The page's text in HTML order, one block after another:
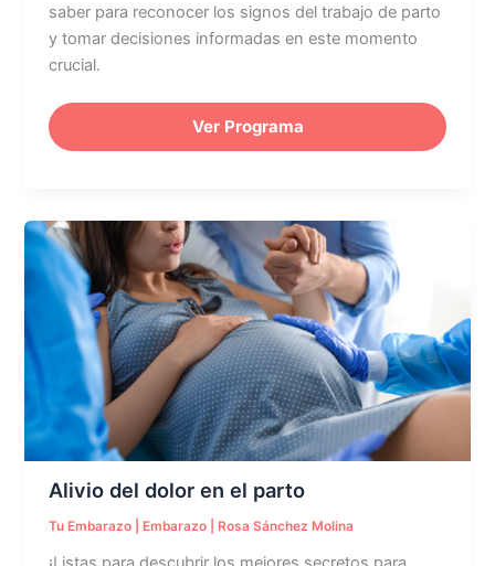
saber para reconocer los signos del trabajo de parto
y tomar decisiones informadas en este momento
crucial.
Ver Programa
Alivio del dolor en el parto
Tu Embarazo Embarazo Rosa Sánchez Molina
Alivio
del
dolor
en
parto